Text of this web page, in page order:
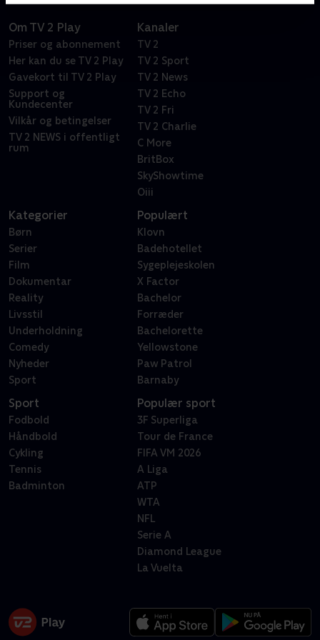
Om TV 2 Play
Priser og abonnement
Her kan du se TV 2 Play
Gavekort til TV 2 Play
Support og
Kundecenter
Vilkår og betingelser
TV 2 NEWS i offentligt
rum
Kanaler
TV 2
TV 2 Sport
TV 2 News
TV 2 Echo
TV 2 Fri
TV 2 Charlie
C More
BritBox
SkyShowtime
Oiii
Kategorier
Børn
Serier
Film
Dokumentar
Reality
Livsstil
Underholdning
Comedy
Nyheder
Sport
Populært
Klovn
Badehotellet
Sygeplejeskolen
X Factor
Bachelor
Forræder
Bachelorette
Yellowstone
Paw Patrol
Barnaby
Sport
Fodbold
Håndbold
Cykling
Tennis
Badminton
Populær sport
3F Superliga
Tour de France
FIFA VM 2026
A Liga
ATP
WTA
NFL
Serie A
Diamond League
La Vuelta